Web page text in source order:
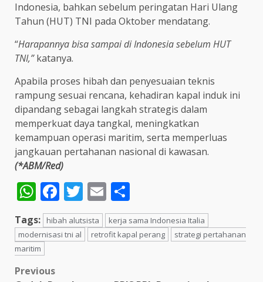
Indonesia, bahkan sebelum peringatan Hari Ulang
Tahun (HUT) TNI pada Oktober mendatang.
“Harapannya bisa sampai di Indonesia sebelum HUT
TNI,”katanya.
Apabila proses hibah dan penyesuaian teknis
rampung sesuai rencana, kehadiran kapal induk ini
dipandang sebagai langkah strategis dalam
memperkuat daya tangkal, meningkatkan
kemampuan operasi maritim, serta memperluas
jangkauan pertahanan nasional di kawasan.
(*ABM/Red)
WhatsApp
Facebook
Twitter
Email
Tags: hibah alutsista
kerja sama Indonesia Italia
modernisasi tni al
retrofit kapal perang
strategi pertahanan
maritim
Post
Previous